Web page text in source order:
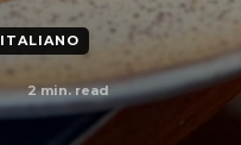
ITALIANO
2min. read